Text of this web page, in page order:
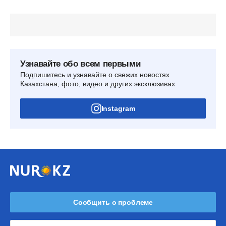
Узнавайте обо всем первыми
Подпишитесь и узнавайте о свежих новостях
Казахстана, фото, видео и других эксклюзивах
Instagram
Сообщить о проблеме